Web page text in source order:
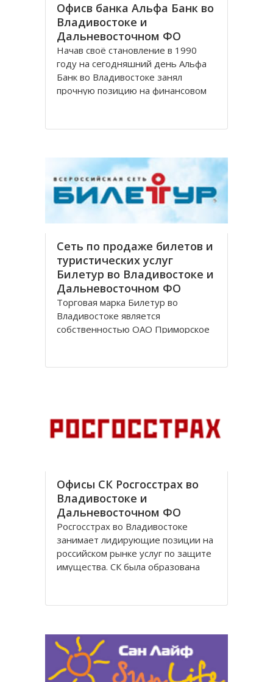
Офисв банка Альфа Банк во
Владивостоке и
Дальневосточном ФО
Начав своё становление в 1990
году на сегодняшний день Альфа
Банк во Владивостоке занял
прочную позицию на финансовом
потребителям все виды
которых входит обслуживание
частных и корпоративных клиентов
Сеть по продаже билетов и
туристических услуг
Билетур во Владивостоке и
Дальневосточном ФО
Торговая марка Билетур во
Владивостоке является
собственностью ОАО Приморское
и оказания услуг туристической
1995 года. В настоящее время
Офисы СК Росгосстрах во
Владивостоке и
Дальневосточном ФО
Росгосстрах во Владивостоке
занимает лидирующие позиции на
российском рынке услуг по защите
имущества. СК была образована
организации открыты по всей
другие города.
Офисы Росгосстрах во
Владивостоке